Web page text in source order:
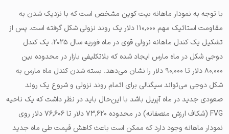
با توجه به نمودار ماهانه بیت کوین مشخص است که با نزدیک شدن به
مقاومت استاتیک مهم ۱۱۰,۰۰۰ دلار یک روند نزولی شکل گرفته است. پس از
تشکیل یک کندل ماهانه نزولی قوی در ماه فوریه سال ۲۰۲۵، یک کندل
دوجی شکل در ماه مارس ایجاد شده که بلاتکلیفی بازار در محدوده بین
۸۰,۰۰۰ دلار تا ۹۰,۰۰۰ دلار را نشان می‌دهد. بسته شدن کندل ماه مارس به
شکل دوجی می‌تواند سیگنالی برای اتمام روند نزولی و شروع یک روند
صعودی جدید در ماه آپریل باشد با این‌حال باید در نظر داشت که یک ناحیه
FVG (شکاف ارزش منصفانه) در محدوده ۷۳,۶۲۰ دلار تا ۷۶,۶۰۶ دلار روی
نمودار ماهانه وجود دارد که ممکن است باعث کاهش قیمت طی ماه جدید